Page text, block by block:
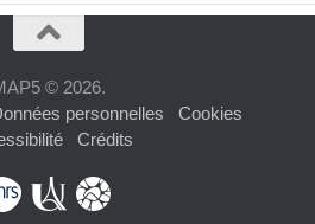
© 2026.
personnelles
Cookies
Crédits